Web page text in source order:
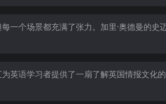
一个场景都充满了张力。加里·奥德曼的史
英语学习者提供了一扇了解英国情报文化